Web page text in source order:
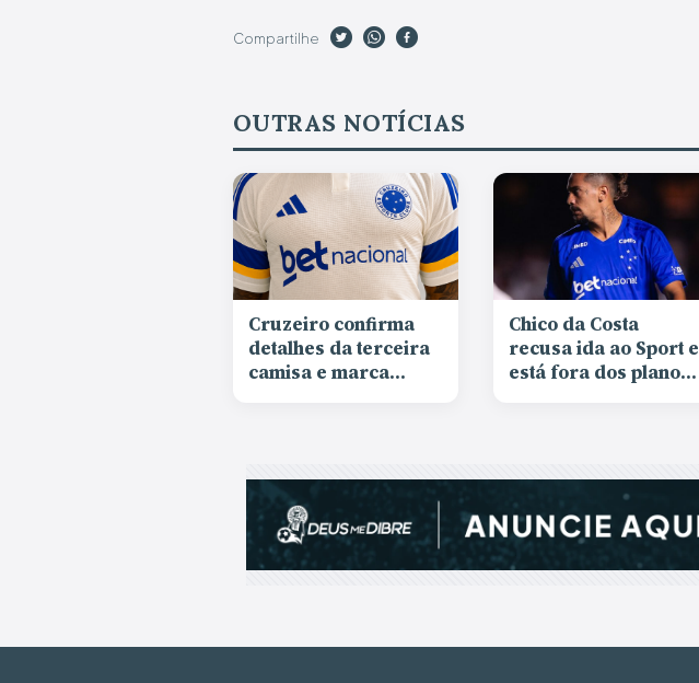
Compartilhe
OUTRAS NOTÍCIAS
Cruzeiro confirma
detalhes da terceira
camisa e marca
Chico da Costa
recusa ida ao Sport e
está fora dos planos